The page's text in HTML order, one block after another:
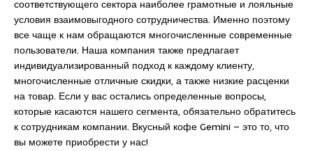
соответствующего сектора наиболее грамотные и лояльные
условия взаимовыгодного сотрудничества. Именно поэтому
все чаще к нам обращаются многочисленные современные
пользователи. Наша компания также предлагает
индивидуализированный подход к каждому клиенту,
многочисленные отличные скидки, а также низкие расценки
на товар. Если у вас остались определенные вопросы,
которые касаются нашего сегмента, обязательно обратитесь
к сотрудникам компании. Вкусный кофе Gemini – это то, что
вы можете приобрести у нас!